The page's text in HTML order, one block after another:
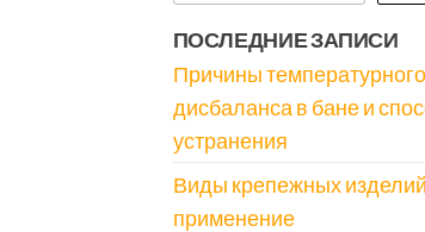
ПОСЛЕДНИЕ ЗАПИСИ
Причины температурного
дисбаланса в бане и
устранения
Виды крепежных
применение